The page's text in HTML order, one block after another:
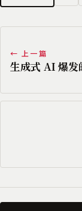
← 上一篇
生成式 AI 爆